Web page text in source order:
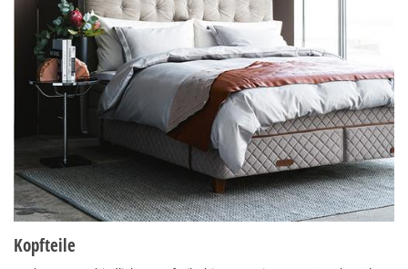
Kopfteile